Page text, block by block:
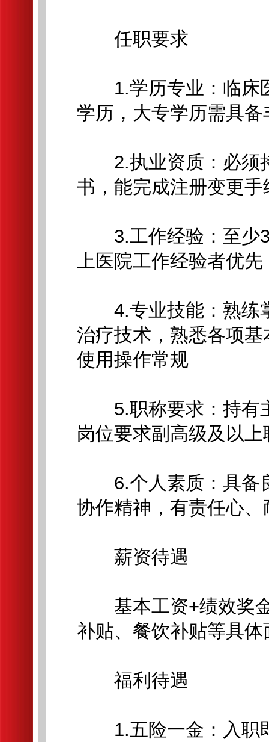
任职要求
1.学历专业：临床
学历，大专学历需具
2.执业资质：必须
书，能完成注册变更手
3.工作经验：至少3
上医院工作经验者优先
4.专业技能：熟练
治疗技术，熟悉各项
使用操作常规
5.职称要求：持有
岗位要求副高级及以上
6.个人素质：具备
协作精神，有责任心
薪资待遇
基本工资+绩效奖金
补贴、餐饮补贴等具体
福利待遇
1.五险一金：入职